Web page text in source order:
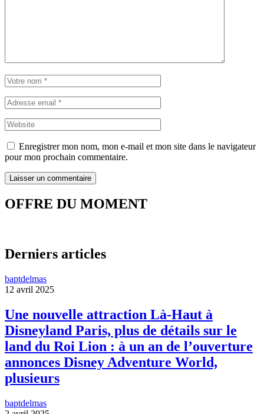
Enregistrer mon nom, mon e-mail et mon site dans le navigateur
pour mon prochain commentaire.
OFFRE DU MOMENT
Derniers articles
baptdelmas
12 avril 2025
Une nouvelle attraction Là-Haut à
Disneyland Paris, plus de détails sur le
land du Roi Lion : à un an de l’ouverture
annonces Disney Adventure World,
plusieurs
baptdelmas